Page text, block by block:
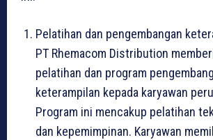
Pelatihan dan pengembangan
PT Rhemacom Distribution
pelatihan dan program
keterampilan kepada karyawan
Program ini mencakup pelatihan
dan kepemimpinan. Karyawan